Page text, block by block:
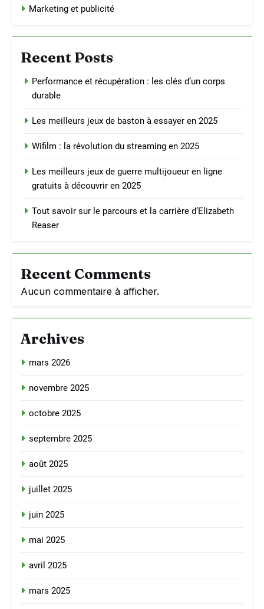
Marketing et publicité
Recent Posts
Performance et récupération : les clés d’un corps
durable
Les meilleurs jeux de baston à essayer en 2025
Wifilm : la révolution du streaming en 2025
Les meilleurs jeux de guerre multijoueur en ligne
gratuits à découvrir en 2025
Tout savoir sur le parcours et la carrière d’Elizabeth
Reaser
Recent Comments
Aucun commentaire à afficher.
Archives
mars 2026
novembre 2025
octobre 2025
septembre 2025
août 2025
juillet 2025
juin 2025
mai 2025
avril 2025
mars 2025